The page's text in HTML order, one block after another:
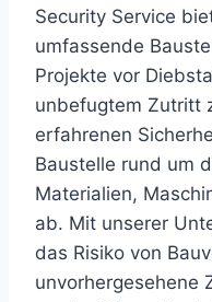
Security Service
umfassende
Projekte vor
unbefugtem Zutritt
erfahrenen
Baustelle rund um
Materialien,
ab. Mit unserer
das Risiko von
unvorhergesehene